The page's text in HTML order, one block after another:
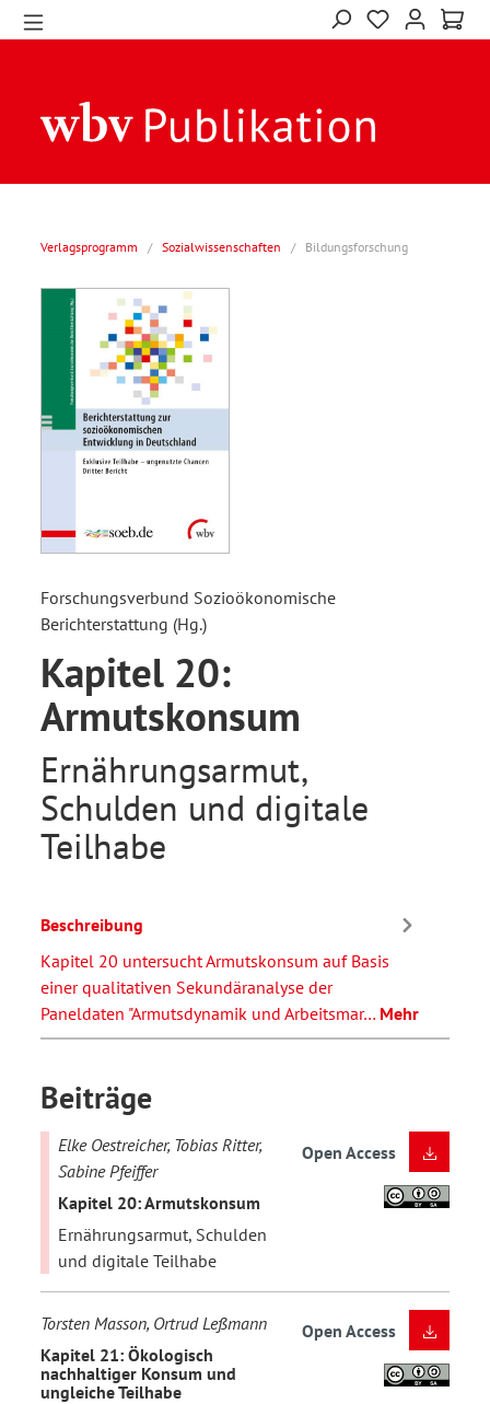
Verlagsprogramm / Sozialwissenschaften / Bildungsforschung
Forschungsverbund Sozioökonomische
Berichterstattung (Hg.)
Kapitel 20:
Armutskonsum
Ernährungsarmut,
Schulden und digitale
Teilhabe
Beschreibung
Kapitel 20 untersucht Armutskonsum auf Basis
einer qualitativen Sekundäranalyse der
Paneldaten "Armutsdynamik und Arbeitsmar… Mehr
Beiträge
Elke Oestreicher, Tobias Ritter,
Sabine Pfeiffer
Kapitel 20: Armutskonsum
Ernährungsarmut, Schulden
und digitale Teilhabe
Open Access
Torsten Masson, Ortrud Leßmann
Kapitel 21: Ökologisch
nachhaltiger Konsum und
ungleiche Teilhabe
Open Access